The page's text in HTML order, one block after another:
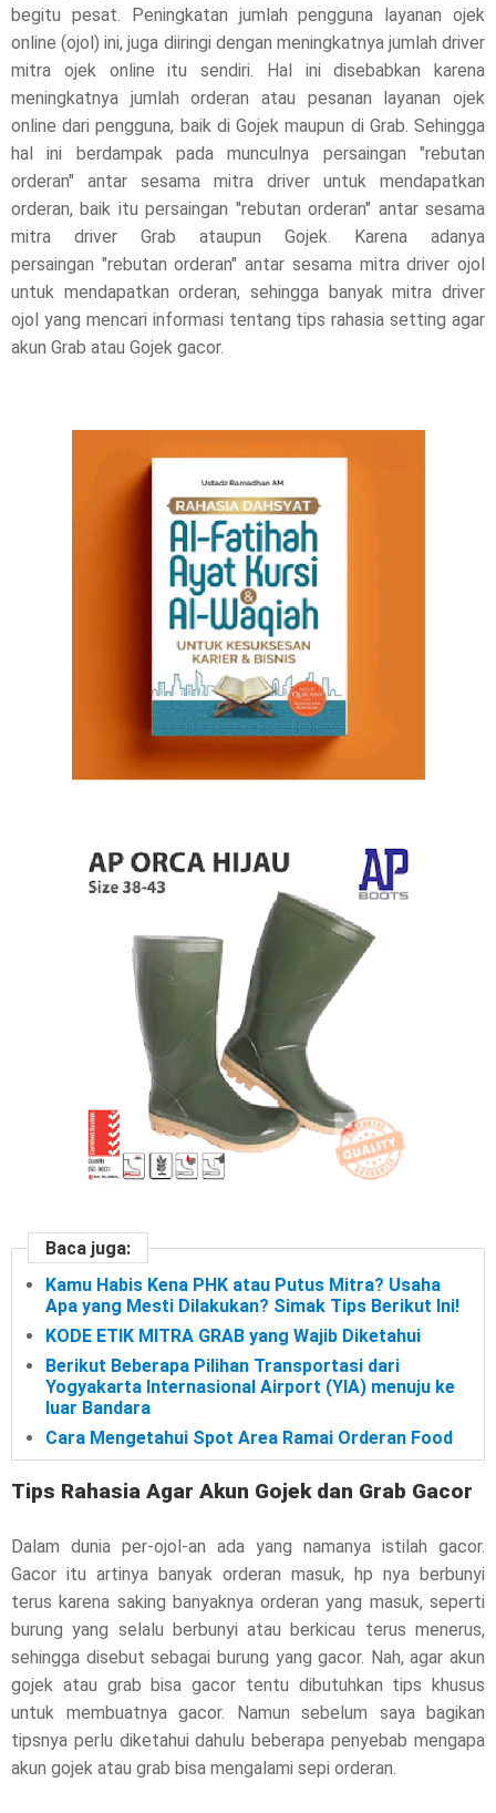
e
!
begitu pesat. Peningkatan jumlah pengguna layanan ojek
online (ojol) ini, juga diiringi dengan meningkatnya jumlah driver
mitra ojek online itu sendiri. Hal ini disebabkan karena
meningkatnya jumlah orderan atau pesanan layanan ojek
online dari pengguna, baik di Gojek maupun di Grab. Sehingga
hal ini berdampak pada munculnya persaingan "rebutan
orderan" antar sesama mitra driver untuk mendapatkan
orderan, baik itu persaingan "rebutan orderan" antar sesama
mitra driver Grab ataupun Gojek. Karena adanya
persaingan "rebutan orderan" antar sesama mitra driver ojol
untuk mendapatkan orderan, sehingga banyak mitra driver
ojol yang mencari informasi tentang tips rahasia setting agar
akun Grab atau Gojek gacor.
Baca juga:
Kamu Habis Kena PHK atau Putus Mitra? Usaha
Apa yang Mesti Dilakukan? Simak Tips Berikut Ini!
KODE ETIK MITRA GRAB yang Wajib Diketahui
Berikut Beberapa Pilihan Transportasi dari
Yogyakarta Internasional Airport (YIA) menuju ke
luar Bandara
Cara Mengetahui Spot Area Ramai Orderan Food
Tips Rahasia Agar Akun Gojek dan Grab Gacor
Dalam dunia per-ojol-an ada yang namanya istilah gacor.
Gacor itu artinya banyak orderan masuk, hp nya berbunyi
terus karena saking banyaknya orderan yang masuk, seperti
burung yang selalu berbunyi atau berkicau terus menerus,
sehingga disebut sebagai burung yang gacor. Nah, agar akun
gojek atau grab bisa gacor tentu dibutuhkan tips khusus
untuk membuatnya gacor. Namun sebelum saya bagikan
tipsnya perlu diketahui dahulu beberapa penyebab mengapa
akun gojek atau grab bisa mengalami sepi orderan.